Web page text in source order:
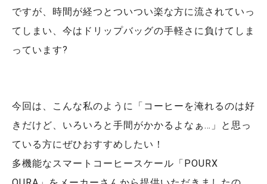
ですが、時間が経つとついつい楽な方に流されていっ
てしまい、今はドリップバッグの手軽さに負けてしま
っています?
今回は、こんな私のように「コーヒーを淹れるのは好
きだけど、いろいろと手間がかかるよなぁ…」と思っ
ている方にぜひおすすめしたい！
多機能なスマートコーヒースケール「POURX